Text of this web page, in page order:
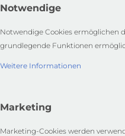
Notwendige
Notwendige Cookies ermöglichen
grundlegende Funktionen
Weitere Informationen
Marketing
Marketing-Cookies werden